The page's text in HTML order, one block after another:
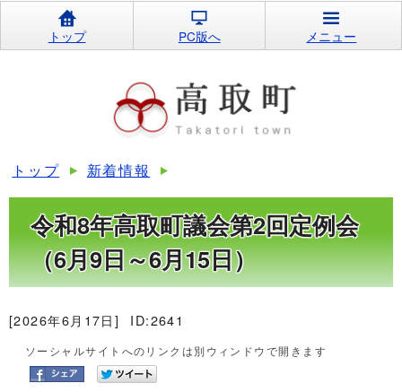
トップ PC版へ メニュー
トップ 新着情報
令和8年高取町議会第2回定例会
（6月9日～6月15日）
[2026年6月17日] ID:2641
ソーシャルサイトへのリンクは別ウィンドウで開きます